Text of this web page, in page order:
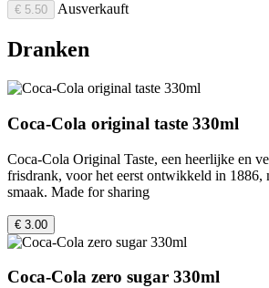
€ 5.50 Ausverkauft
Dranken
Coca-Cola original taste 330ml
Coca-Cola Original Taste, een heerlijke en
frisdrank, voor het eerst ontwikkeld in 1886,
smaak. Made for sharing
€ 3.00
Coca-Cola zero sugar 330ml